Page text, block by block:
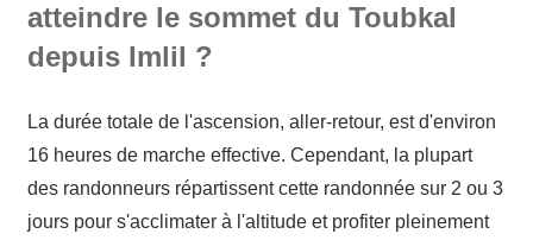
atteindre le sommet du Toubkal
depuis Imlil ?
La durée totale de l'ascension, aller-retour, est d'environ
16 heures de marche effective. Cependant, la plupart
des randonneurs répartissent cette randonnée sur 2 ou 3
jours pour s'acclimater à l'altitude et profiter pleinement